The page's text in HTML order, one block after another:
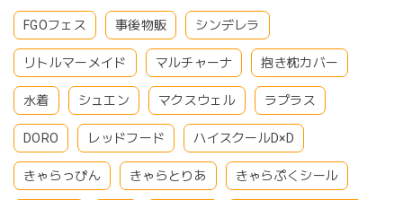
FGOフェス 事後物販 シンデレラ
リトルマーメイド マルチャーナ 抱き枕カバー
水着 シュエン マクスウェル ラプラス
DORO レッドフード ハイスクールD×D
きゃらっぴん きゃらとりあ きゃらぷくシール